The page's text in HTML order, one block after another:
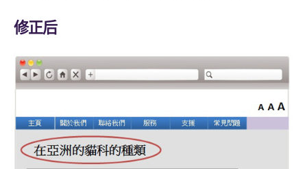
修正后